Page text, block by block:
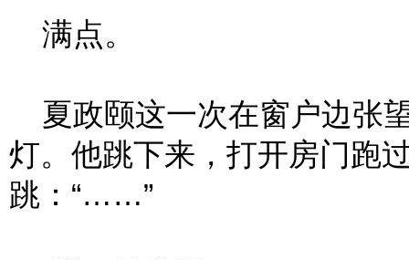
满点。
夏政颐这一次在窗户边张
灯。他跳下来，打开房门跑
跳：“……”